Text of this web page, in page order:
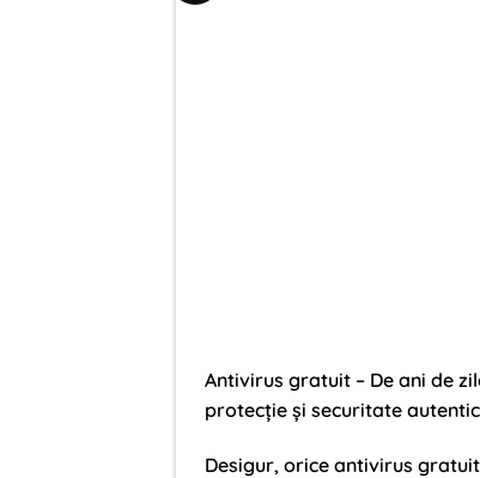
Antivirus gratuit – De ani de
protecție și securitate
Desigur, orice antivirus